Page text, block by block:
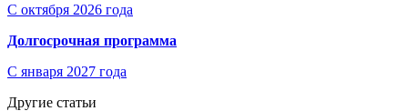
С октября 2026 года
Долгосрочная программа
С января 2027 года
Другие статьи